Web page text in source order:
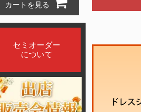
カートを見る
セミオーダー
について